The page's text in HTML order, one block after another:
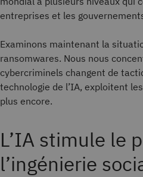
entreprises et les
Examinons maintenant la
ransomwares. Nous nous
cybercriminels changent de
technologie de l’IA, exploitent
plus encore.
L’IA stimule le
l’ingénierie